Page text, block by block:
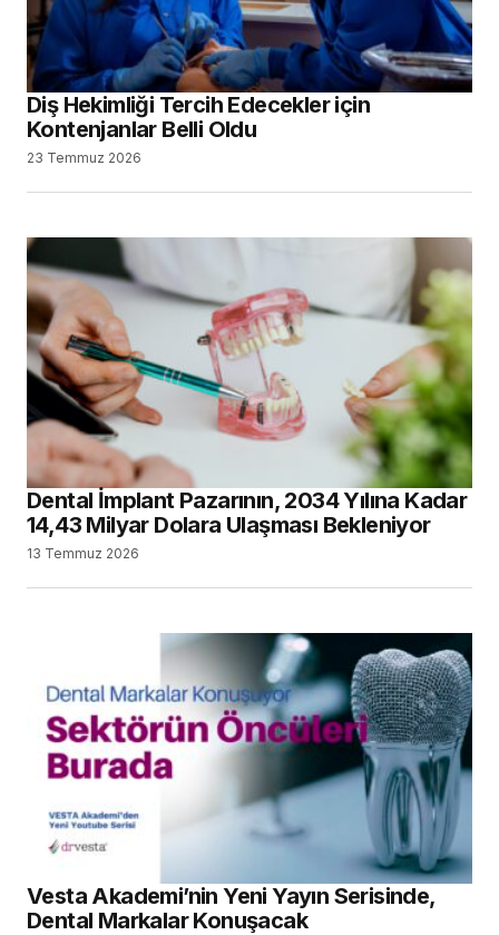
Diş Hekimliği Tercih Edecekler için
Kontenjanlar Belli Oldu
23 Temmuz 2026
Dental İmplant Pazarının, 2034 Yılına Kadar
14,43 Milyar Dolara Ulaşması Bekleniyor
13 Temmuz 2026
Vesta Akademi’nin Yeni Yayın Serisinde,
Dental Markalar Konuşacak